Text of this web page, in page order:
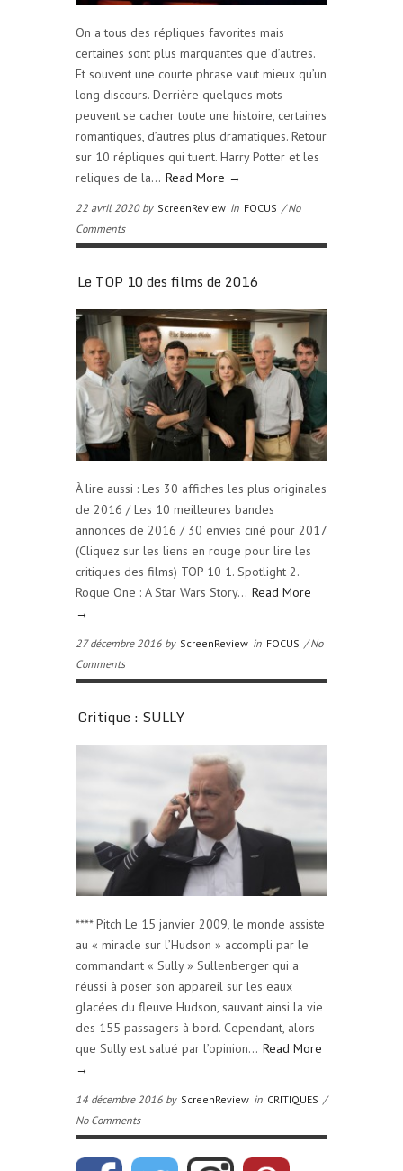
On a tous des répliques favorites mais
certaines sont plus marquantes que d’autres.
Et souvent une courte phrase vaut mieux qu’un
long discours. Derrière quelques mots
peuvent se cacher toute une histoire, certaines
romantiques, d’autres plus dramatiques. Retour
sur 10 répliques qui tuent. Harry Potter et les
reliques de la… Read More →
22 avril 2020 by ScreenReview in FOCUS / No
Comments
Le TOP 10 des films de 2016
À lire aussi : Les 30 affiches les plus originales
de 2016 / Les 10 meilleures bandes
annonces de 2016 / 30 envies ciné pour 2017
(Cliquez sur les liens en rouge pour lire les
critiques des films) TOP 10 1. Spotlight 2.
Rogue One : A Star Wars Story… Read More
→
27 décembre 2016 by ScreenReview in FOCUS / No
Comments
Critique : SULLY
**** Pitch Le 15 janvier 2009, le monde assiste
au « miracle sur l’Hudson » accompli par le
commandant « Sully » Sullenberger qui a
réussi à poser son appareil sur les eaux
glacées du fleuve Hudson, sauvant ainsi la vie
des 155 passagers à bord. Cependant, alors
que Sully est salué par l’opinion… Read More
→
14 décembre 2016 by ScreenReview in CRITIQUES /
No Comments